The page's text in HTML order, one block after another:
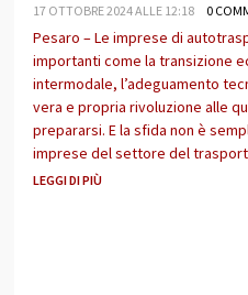
17 OTTOBRE 2024 ALLE 12:18 0
Pesaro – Le imprese di
importanti come la transizione
intermodale, l’adeguamento
vera e propria rivoluzione alle
prepararsi. E la sfida non è
imprese del settore del
LEGGI DI PIÙ